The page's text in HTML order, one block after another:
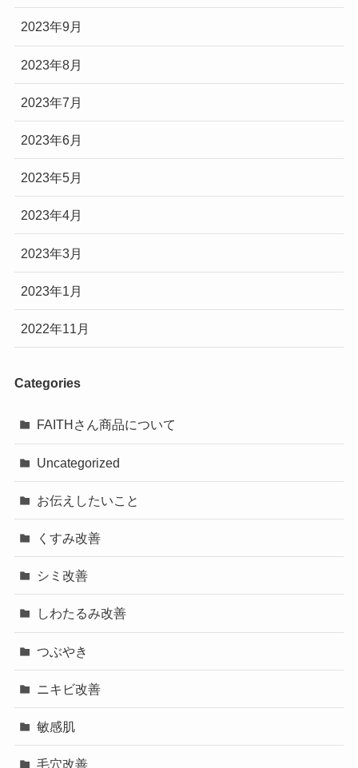
2023年9月
2023年8月
2023年7月
2023年6月
2023年5月
2023年4月
2023年3月
2023年1月
2022年11月
Categories
FAITHさん商品について
Uncategorized
お伝えしたいこと
くすみ改善
シミ改善
しわたるみ改善
つぶやき
ニキビ改善
敏感肌
毛穴改善